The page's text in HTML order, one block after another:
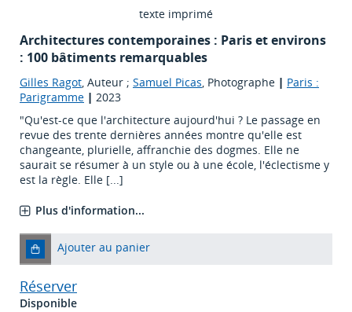
texte imprimé
Architectures contemporaines : Paris et environs
: 100 bâtiments remarquables
Gilles Ragot, Auteur ; Samuel Picas, Photographe | Paris :
Parigramme | 2023
"Qu'est-ce que l'architecture aujourd'hui ? Le passage en
revue des trente dernières années montre qu'elle est
changeante, plurielle, affranchie des dogmes. Elle ne
saurait se résumer à un style ou à une école, l'éclectisme y
est la règle. Elle [...]
Plus d'information...
Ajouter au panier
Réserver
Disponible